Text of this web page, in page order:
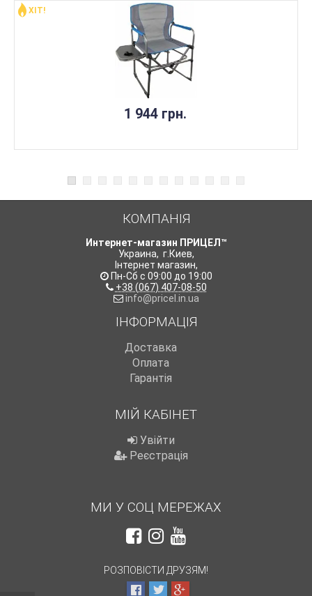
1 944 грн.
ХІТ!
КОМПАНІЯ
Интернет-магазин ПРИЦЕЛ™
Украина, г.Киев,
Інтернет магазин,
Пн-Сб с 09:00 до 19:00
+38 (067) 407-08-50
info@pricel.in.ua
ІНФОРМАЦІЯ
Доставка
Оплата
Гарантія
МІЙ КАБІНЕТ
Увійти
Реєстрація
МИ У СОЦ МЕРЕЖАХ
РОЗПОВІСТИ ДРУЗЯМ!